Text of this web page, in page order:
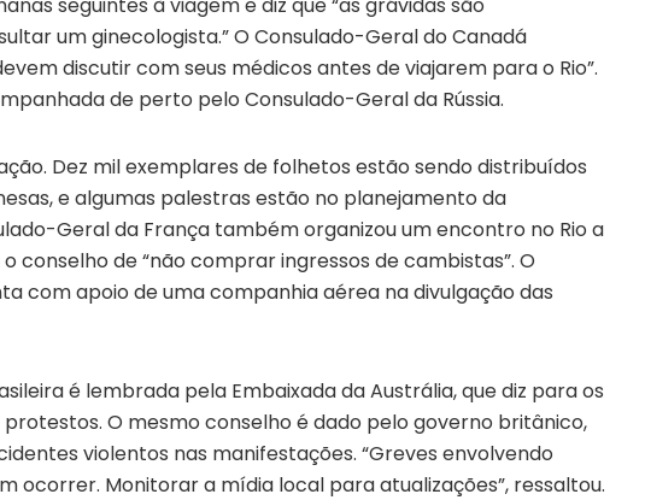
um ginecologista.” O Consulado-Geral do Canadá
discutir com seus médicos antes de viajarem para o Rio”.
de perto pelo Consulado-Geral da Rússia.
Dez mil exemplares de folhetos estão sendo distribuídos
e algumas palestras estão no planejamento da
Geral da França também organizou um encontro no Rio a
conselho de “não comprar ingressos de cambistas”. O
com apoio de uma companhia aérea na divulgação das
é lembrada pela Embaixada da Austrália, que diz para os
O mesmo conselho é dado pelo governo britânico,
violentos nas manifestações. “Greves envolvendo
ocorrer. Monitorar a mídia local para atualizações”, ressaltou.